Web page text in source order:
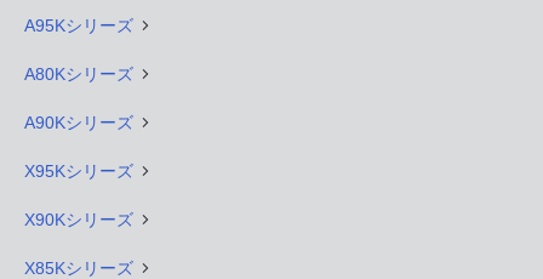
A95Kシリーズ
A80Kシリーズ
A90Kシリーズ
X95Kシリーズ
X90Kシリーズ
X85Kシリーズ